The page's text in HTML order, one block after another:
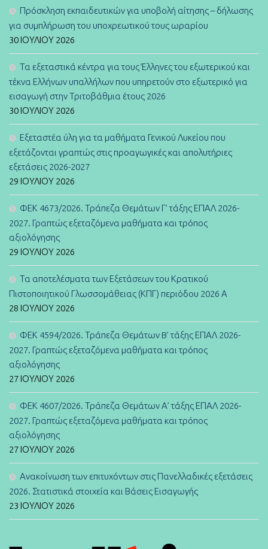
Πρόσκληση εκπαιδευτικών για υποβολή αίτησης – δήλωσης
για συμπλήρωση του υποχρεωτικού τους ωραρίου
30 ΙΟΥΛΊΟΥ 2026
Τα εξεταστικά κέντρα για τους Έλληνες του εξωτερικού και
τέκνα Ελλήνων υπαλλήλων που υπηρετούν στο εξωτερικό για
εισαγωγή στην Τριτοβάθμια έτους 2026
30 ΙΟΥΛΊΟΥ 2026
Εξεταστέα ύλη για τα μαθήματα Γενικού Λυκείου που
εξετάζονται γραπτώς στις προαγωγικές και απολυτήριες
εξετάσεις 2026-2027
29 ΙΟΥΛΊΟΥ 2026
ΦΕΚ 4673/2026. Τράπεζα Θεμάτων Γ’ τάξης ΕΠΑΛ 2026-
2027. Γραπτώς εξεταζόμενα μαθήματα και τρόπος
αξιολόγησης
29 ΙΟΥΛΊΟΥ 2026
Τα αποτελέσματα των Εξετάσεων του Κρατικού
Πιστοποιητικού Γλωσσομάθειας (ΚΠΓ) περιόδου 2026 Α
28 ΙΟΥΛΊΟΥ 2026
ΦΕΚ 4594/2026. Τράπεζα Θεμάτων B’ τάξης ΕΠΑΛ 2026-
2027. Γραπτώς εξεταζόμενα μαθήματα και τρόπος
αξιολόγησης
27 ΙΟΥΛΊΟΥ 2026
ΦΕΚ 4607/2026. Τράπεζα Θεμάτων Α’ τάξης ΕΠΑΛ 2026-
2027. Γραπτώς εξεταζόμενα μαθήματα και τρόπος
αξιολόγησης
27 ΙΟΥΛΊΟΥ 2026
Ανακοίνωση των επιτυχόντων στις Πανελλαδικές εξετάσεις
2026. Στατιστικά στοιχεία και Βάσεις Εισαγωγής
23 ΙΟΥΛΊΟΥ 2026